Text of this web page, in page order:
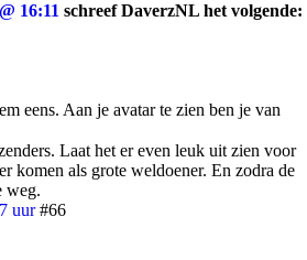
16:11 schreef DaverzNL het volgende:
eens. Aan je avatar te zien ben je van
Laat het er even leuk uit zien voor
komen als grote weldoener. En zodra de
weg.
uur #66